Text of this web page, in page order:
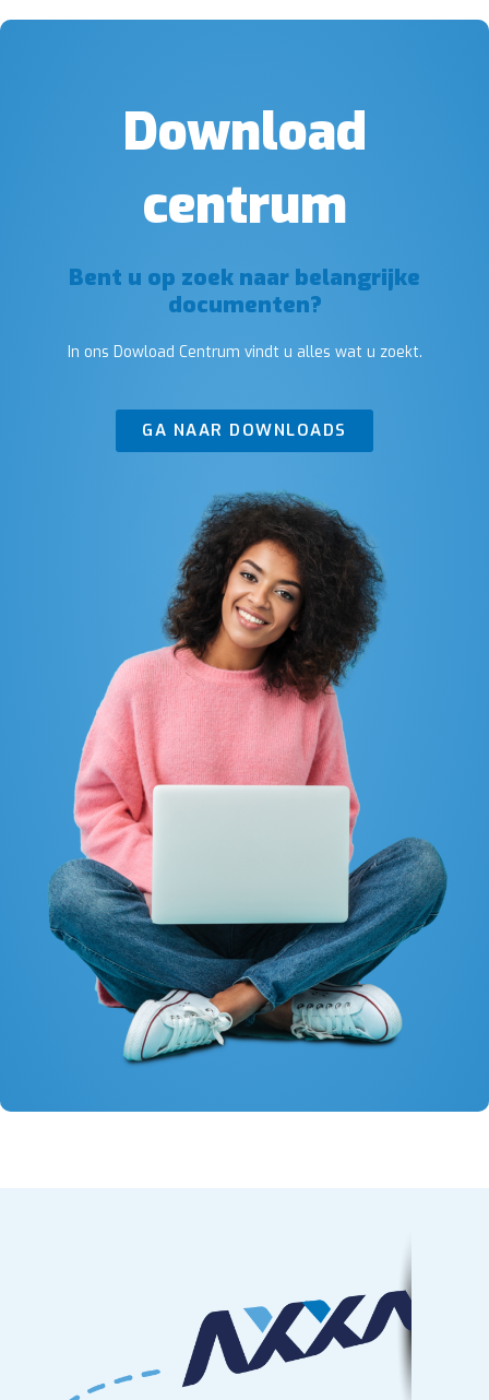
Download
centrum
Bent u op zoek naar belangrijke
documenten?
In ons Dowload Centrum vindt u alles wat u zoekt.
GA NAAR DOWNLOADS